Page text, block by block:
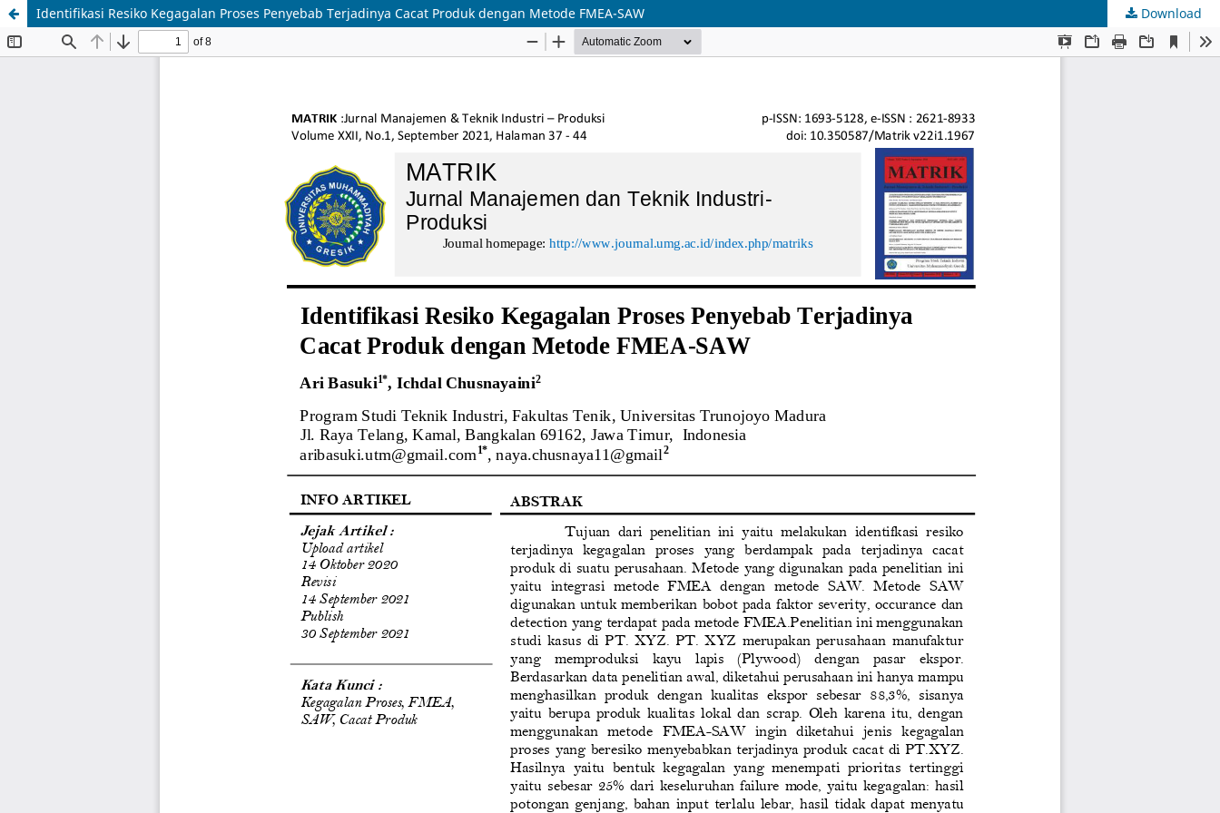
Identifikasi Resiko Kegagalan Proses Penyebab Terjadinya Cacat Produk dengan Metode FMEA-SAW Download